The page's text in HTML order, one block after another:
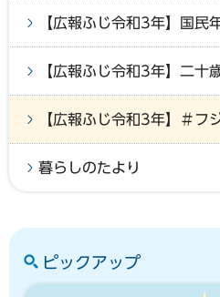
【広報ふじ令和3年】国民
【広報ふじ令和3年】二十
【広報ふじ令和3年】＃フ
暮らしのたより
ピックアップ